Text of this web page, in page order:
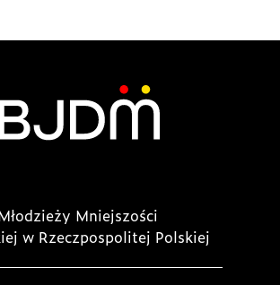
Mniejszości
w Rzeczpospolitej Polskiej